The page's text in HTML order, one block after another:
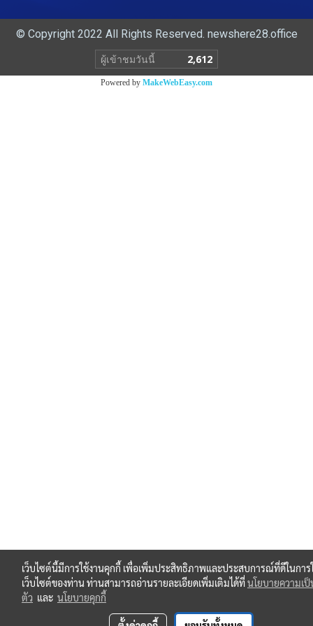
© Copyright 2022 All Rights Reserved. newshere28.office
ผู้เข้าชมวันนี้
2,612
Powered by MakeWebEasy.com
เว็บไซต์นี้มีการใช้งานคุกกี้ เพื่อเพิ่มประสิทธิภาพและประสบการณ์ที่ดีในการ
เว็บไซต์ของท่าน ท่านสามารถอ่านรายละเอียดเพิ่มเติมได้ที่นโยบายความเ
ตัว และ นโยบายคุกกี้